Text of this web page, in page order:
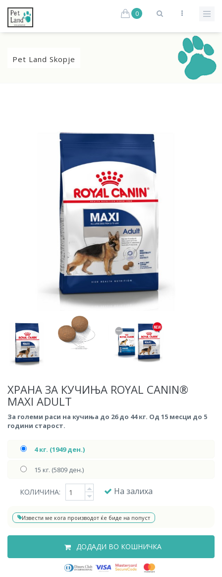
0
Pet Land Skopje
ХРАНА ЗА КУЧИЊА ROYAL CANIN®
MAXI ADULT
За големи раси на кучиња до 26 до 44 кг. Од 15 месци до 5
години старост.
4 кг. (1949 ден.)
15 кг. (5809 ден.)
КОЛИЧИНА: На залиха
Извести ме кога производот ќе биде на попуст
ДОДАДИ ВО КОШНИЧКА